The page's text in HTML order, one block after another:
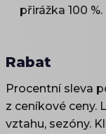
přirážka 100 %.
Rabat
Procentní sleva
z ceníkové ceny.
vztahu, sezóny.